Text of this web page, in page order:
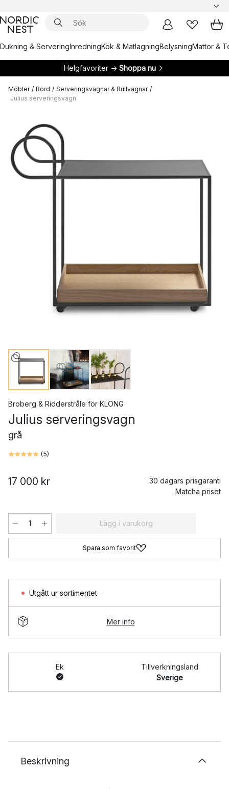
Dukning & ServeringInredningKök & MatlagningBelysningMattor &
Helgfavoriter → Shoppa nu
Möbler / Bord / Serveringsvagnar & Rullvagnar /
Julius serveringsvagn
Broberg & Ridderstråle för KLONG
Julius serveringsvagn
grå
(5)
17 000 kr
30 dagars prisgaranti
Matcha priset
Lägg i varukorg
Spara som favorit
Utgått ur sortimentet
Mer info
Ek
Tillverkningsland
Sverige
Beskrivning